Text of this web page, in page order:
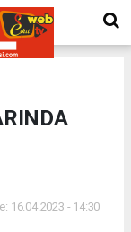
16.04.2023 - 14:30